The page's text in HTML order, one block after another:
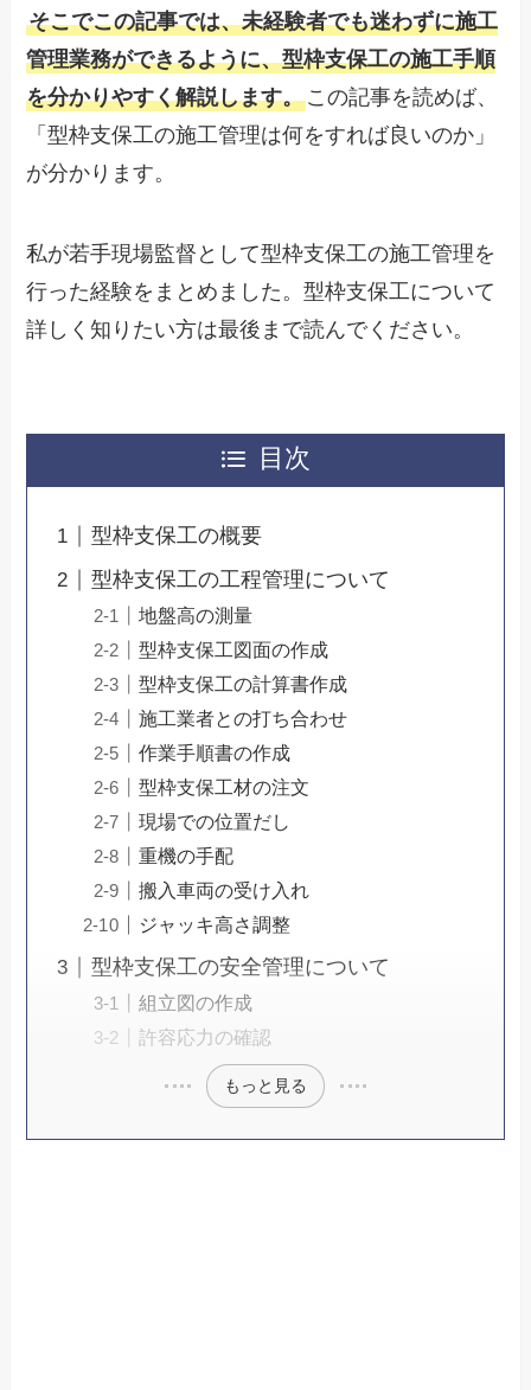
そこでこの記事では、未経験者でも迷わずに施工
管理業務ができるように、型枠支保工の施工手順
を分かりやすく解説します。この記事を読めば、
「型枠支保工の施工管理は何をすれば良いのか」
が分かります。
私が若手現場監督として型枠支保工の施工管理を
行った経験をまとめました。型枠支保工について
詳しく知りたい方は最後まで読んでください。
目次
型枠支保工の概要
型枠支保工の工程管理について
地盤高の測量
型枠支保工図面の作成
型枠支保工の計算書作成
施工業者との打ち合わせ
作業手順書の作成
型枠支保工材の注文
現場での位置だし
重機の手配
搬入車両の受け入れ
ジャッキ高さ調整
型枠支保工の安全管理について
組立図の作成
許容応力の確認
もっと見る